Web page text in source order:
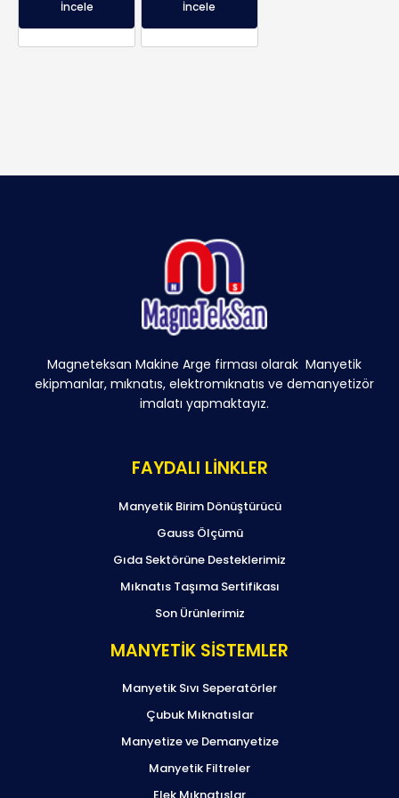
İncele İncele
Magneteksan Makine Arge firması olarak Manyetik
ekipmanlar, mıknatıs, elektromıknatıs ve demanyetizör
imalatı yapmaktayız.
FAYDALI LİNKLER
Manyetik Birim Dönüştürücü
Gauss Ölçümü
Gıda Sektörüne Desteklerimiz
Mıknatıs Taşıma Sertifikası
Son Ürünlerimiz
MANYETİK SİSTEMLER
Manyetik Sıvı Seperatörler
Çubuk Mıknatıslar
Manyetize ve Demanyetize
Manyetik Filtreler